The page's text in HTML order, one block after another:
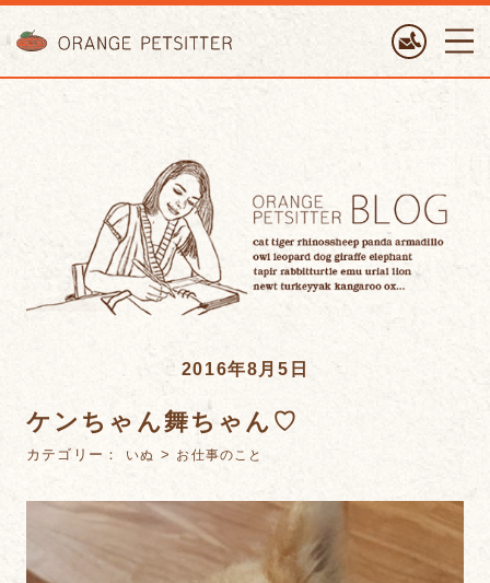
2016年8月5日
ケンちゃん舞ちゃん♡
カテゴリー： いぬ > お仕事のこと